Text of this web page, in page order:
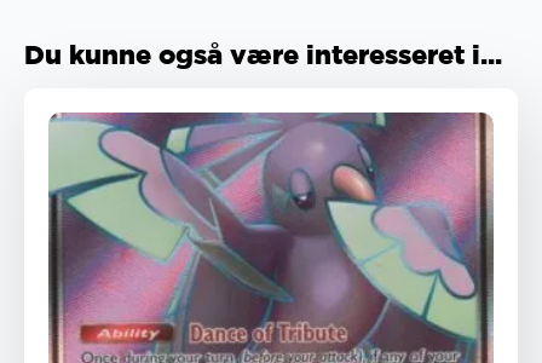
Du kunne også være interesseret i...